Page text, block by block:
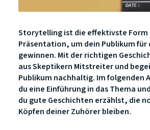
Storytelling ist die effektivste Form
Präsentation, um dein Publikum für
gewinnen. Mit der richtigen
aus Skeptikern Mitstreiter und
Publikum nachhaltig. Im folgenden
du eine Einführung in das Thema
du gute Geschichten erzählst, die
Köpfen deiner Zuhörer bleiben.